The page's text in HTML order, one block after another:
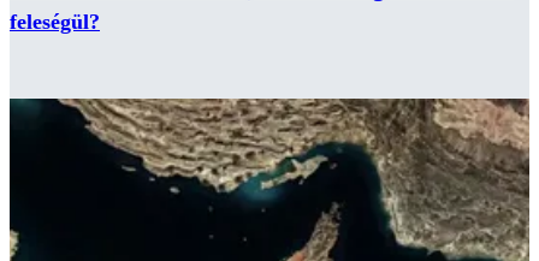
feleségül?